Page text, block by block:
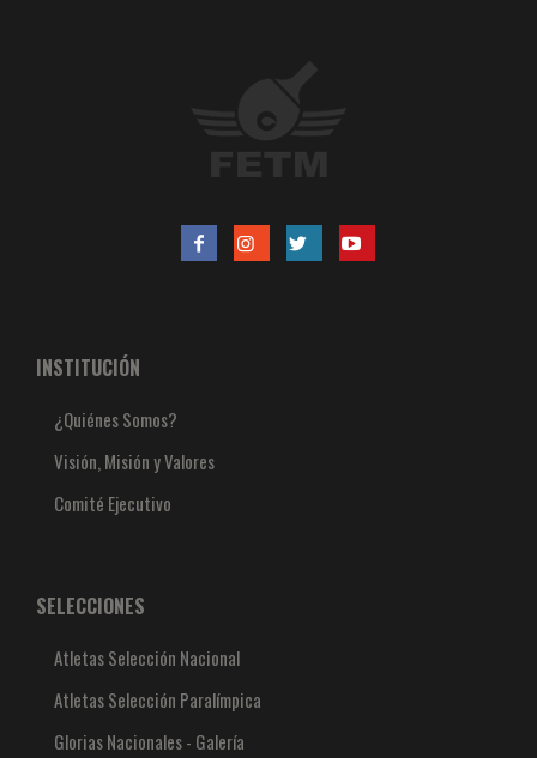
INSTITUCIÓN
¿Quiénes Somos?
Visión, Misión y Valores
Comité Ejecutivo
SELECCIONES
Atletas Selección Nacional
Atletas Selección Paralímpica
Glorias Nacionales - Galería